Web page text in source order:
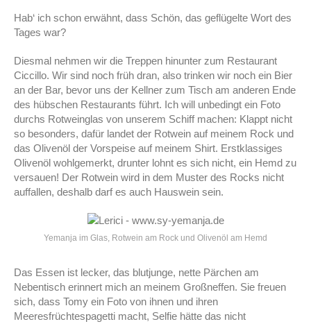
Hab‘ ich schon erwähnt, dass Schön, das geflügelte Wort des
Tages war?
Diesmal nehmen wir die Treppen hinunter zum Restaurant
Ciccillo. Wir sind noch früh dran, also trinken wir noch ein Bier
an der Bar, bevor uns der Kellner zum Tisch am anderen Ende
des hübschen Restaurants führt. Ich will unbedingt ein Foto
durchs Rotweinglas von unserem Schiff machen: Klappt nicht
so besonders, dafür landet der Rotwein auf meinem Rock und
das Olivenöl der Vorspeise auf meinem Shirt. Erstklassiges
Olivenöl wohlgemerkt, drunter lohnt es sich nicht, ein Hemd zu
versauen! Der Rotwein wird in dem Muster des Rocks nicht
auffallen, deshalb darf es auch Hauswein sein.
Yemanja im Glas, Rotwein am Rock und Olivenöl am Hemd
Das Essen ist lecker, das blutjunge, nette Pärchen am
Nebentisch erinnert mich an meinem Großneffen. Sie freuen
sich, dass Tomy ein Foto von ihnen und ihren
Meeresfrüchtespagetti macht, Selfie hätte das nicht